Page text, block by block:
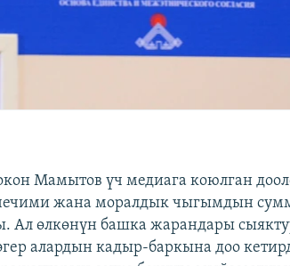
Мамытов үч медиага коюлган
жана моралдык чыгымдын
Ал өлкөнүн башка жарандары
алардын кадыр-баркына доо